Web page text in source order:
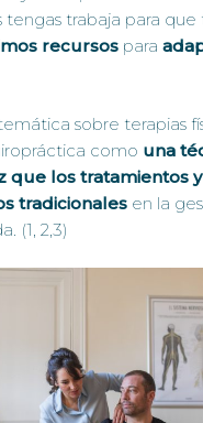
tengas trabaja para
recursos para
sobre terapias
como una
que los tratamientos y
tradicionales en la
(1, 2,3)